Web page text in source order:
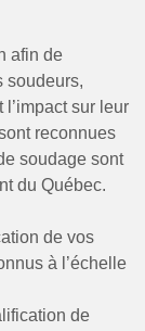
afin de
soudeurs,
sur leur
reconnues
soudage sont
du Québec.
de vos
à l’échelle
de